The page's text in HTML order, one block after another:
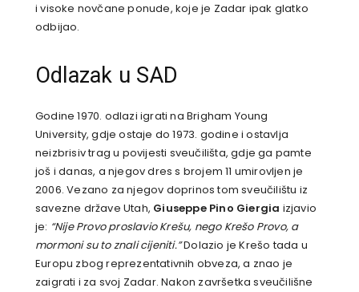
i visoke novčane ponude, koje je Zadar ipak glatko
odbijao.
Odlazak u SAD
Godine 1970. odlazi igrati na Brigham Young
University, gdje ostaje do 1973. godine i ostavlja
neizbrisiv trag u povijesti sveučilišta, gdje ga pamte
još i danas, a njegov dres s brojem 11 umirovljen je
2006. Vezano za njegov doprinos tom sveučilištu iz
savezne države Utah, Giuseppe Pino Giergia izjavio
je: “Nije Provo proslavio Krešu, nego Krešo Provo, a
mormoni su to znali cijeniti.”Dolazio je Krešo tada u
Europu zbog reprezentativnih obveza, a znao je
zaigrati i za svoj Zadar. Nakon završetka sveučilišne